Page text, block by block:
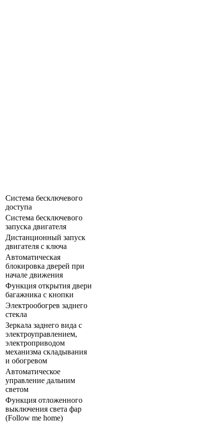
Система бесключевого
доступа
Система бесключевого
запуска двигателя
Дистанционный запуск
двигателя с ключа
Автоматическая
блокировка дверей при
начале движения
Функция открытия двери
багажника с кнопки
Электрообогрев заднего
стекла
Зеркала заднего вида с
электроуправлением,
электроприводом
механизма складывания
и обогревом
Автоматическое
управление дальним
светом
Функция отложенного
выключения света фар
(Follow me home)